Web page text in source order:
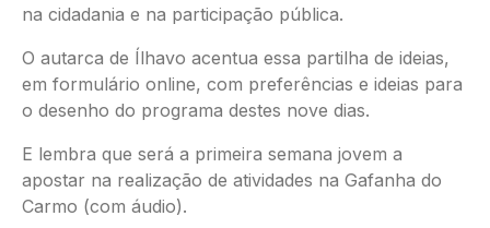
na cidadania e na participação pública.
O autarca de Ílhavo acentua essa partilha de ideias,
em formulário online, com preferências e ideias para
o desenho do programa destes nove dias.
E lembra que será a primeira semana jovem a
apostar na realização de atividades na Gafanha do
Carmo (com áudio).